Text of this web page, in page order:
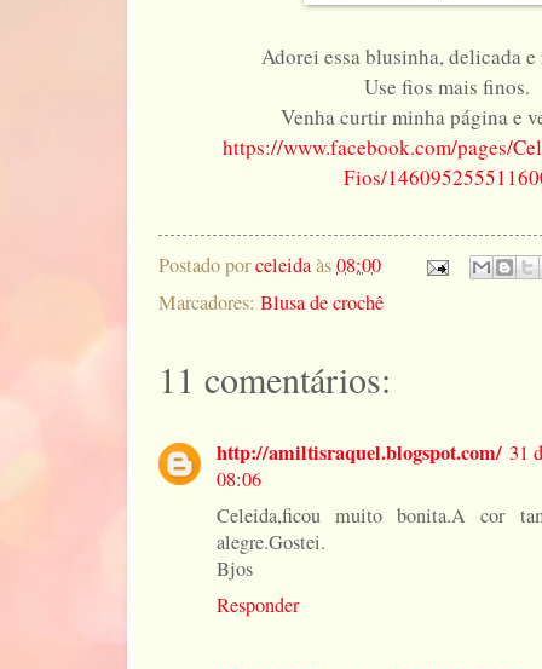
Adorei essa blusinha, delicada
Use fios mais finos.
Venha curtir minha página e
https://www.facebook.com/pages/
Fios/
Postado porceleidaàs08:00
Marcadores: Blusa de crochê
11 comentários:
http://amiltisraquel.blogspot.com/ 31
08:06
Celeida,ficou muito bonita.A cor
alegre.Gostei.
Bjos
Responder